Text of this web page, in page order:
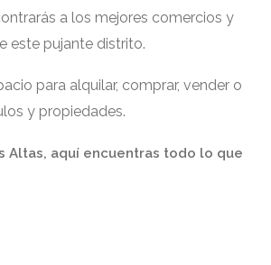
a los mejores comercios y
este pujante distrito.
para alquilar, comprar, vender o
y propiedades.
Altas, aquí encuentras todo lo que